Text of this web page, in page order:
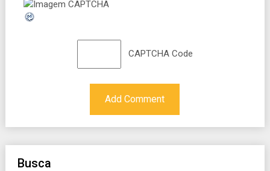
CAPTCHA Code
Busca